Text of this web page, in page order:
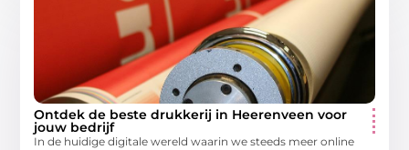
Ontdek de beste drukkerij in Heerenveen voor
jouw bedrijf
In de huidige digitale wereld waarin we steeds meer online